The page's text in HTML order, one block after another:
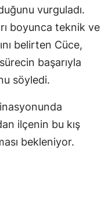
vurguladı.
boyunca teknik ve
belirten Cüce,
başarıyla
söyledi.
ilçenin bu kış
bekleniyor.